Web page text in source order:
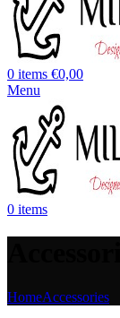
0 items €0,00
Menu
0 items
HomeAccessories